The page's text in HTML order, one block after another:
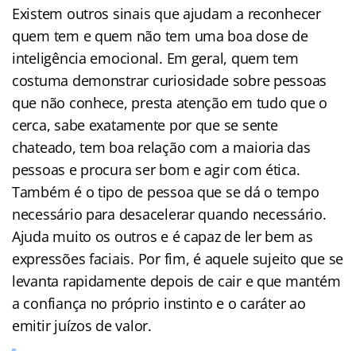
Existem outros sinais que ajudam a reconhecer
quem tem e quem não tem uma boa dose de
inteligência emocional. Em geral, quem tem
costuma demonstrar curiosidade sobre pessoas
que não conhece, presta atenção em tudo que o
cerca, sabe exatamente por que se sente
chateado, tem boa relação com a maioria das
pessoas e procura ser bom e agir com ética.
Também é o tipo de pessoa que se dá o tempo
necessário para desacelerar quando necessário.
Ajuda muito os outros e é capaz de ler bem as
expressões faciais. Por fim, é aquele sujeito que se
levanta rapidamente depois de cair e que mantém
a confiança no próprio instinto e o caráter ao
emitir juízos de valor.